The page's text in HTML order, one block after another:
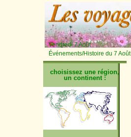
Vendredi 7 Août
Événements/Histoire du 7 Août
choisissez une région,
un continent :